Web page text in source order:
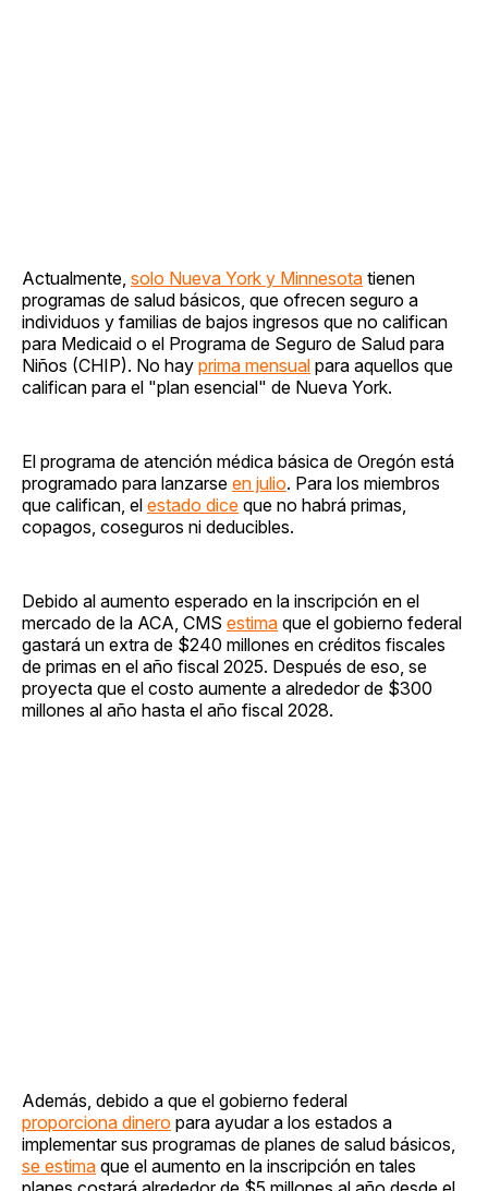
Actualmente, solo Nueva York y Minnesota tienen
programas de salud básicos, que ofrecen seguro a
individuos y familias de bajos ingresos que no califican
para Medicaid o el Programa de Seguro de Salud para
Niños (CHIP). No hay prima mensual para aquellos que
califican para el "plan esencial" de Nueva York.
El programa de atención médica básica de Oregón está
programado para lanzarse en julio. Para los miembros
que califican, el estado dice que no habrá primas,
copagos, coseguros ni deducibles.
Debido al aumento esperado en la inscripción en el
mercado de la ACA, CMS estima que el gobierno federal
gastará un extra de $240 millones en créditos fiscales
de primas en el año fiscal 2025. Después de eso, se
proyecta que el costo aumente a alrededor de $300
millones al año hasta el año fiscal 2028.
Además, debido a que el gobierno federal
proporciona dinero para ayudar a los estados a
implementar sus programas de planes de salud básicos,
se estima que el aumento en la inscripción en tales